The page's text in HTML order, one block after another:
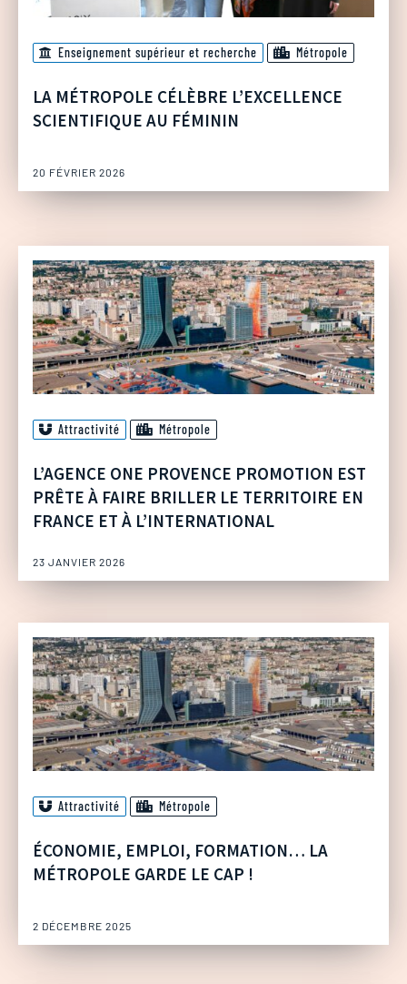
Enseignement supérieur et recherche Métropole
LA MÉTROPOLE CÉLÈBRE L’EXCELLENCE
SCIENTIFIQUE AU FÉMININ
20 FÉVRIER 2026
Attractivité Métropole
L’AGENCE ONE PROVENCE PROMOTION EST
PRÊTE À FAIRE BRILLER LE TERRITOIRE EN
FRANCE ET À L’INTERNATIONAL
23 JANVIER 2026
Attractivité Métropole
ÉCONOMIE, EMPLOI, FORMATION… LA
MÉTROPOLE GARDE LE CAP !
2 DÉCEMBRE 2025